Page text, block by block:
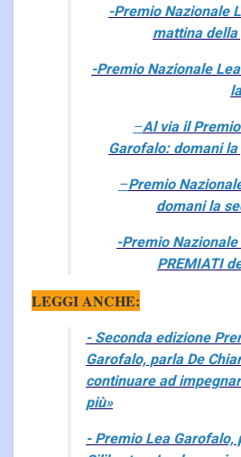
-Premio Nazionale
mattina
-Premio Nazionale
–Al via il
Garofalo: domani
–Premio
domani la
-Premio
PREMIATI
LEGGI ANCHE:
- Seconda edizione
Garofalo, parla De
continuare ad
più»
- Premio Lea Garofalo,